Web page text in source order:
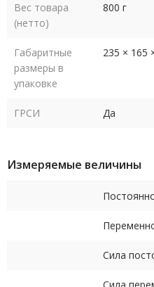
Вес товара
(нетто)
800 г
Габаритные
размеры в
упаковке
235 × 165
ГРСИ Да
Измеряемые величины
Сила